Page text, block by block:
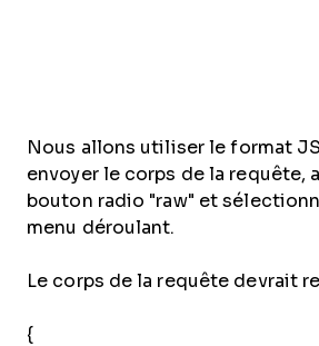
Nous allons utiliser le format
envoyer le corps de la requête,
bouton radio "raw" et
menu déroulant.
Le corps de la requête devrait
{